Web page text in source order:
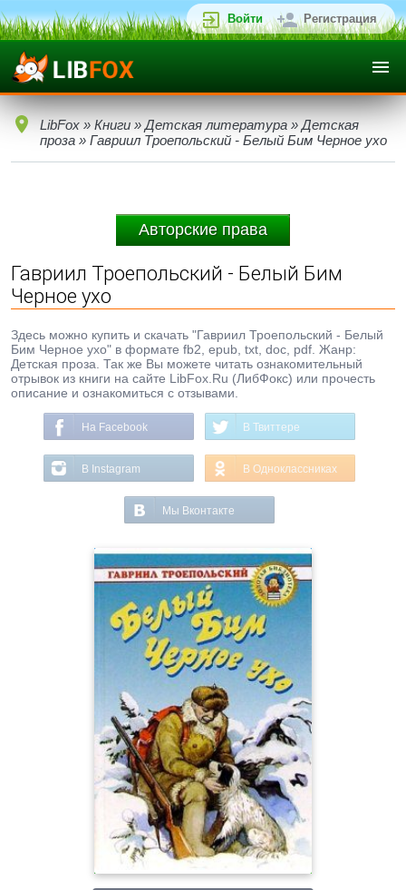
Войти Регистрация
LibFox » Книги » Детская литература » Детская
проза » Гавриил Троепольский - Белый Бим Черное ухо
Авторские права
Гавриил Троепольский - Белый Бим
Черное ухо
Здесь можно купить и скачать "Гавриил Троепольский - Белый
Бим Черное ухо" в формате fb2, epub, txt, doc, pdf. Жанр:
Детская проза. Так же Вы можете читать ознакомительный
отрывок из книги на сайте LibFox.Ru (ЛибФокс) или прочесть
описание и ознакомиться с отзывами.
На Facebook В Твиттере
В Instagram В Одноклассниках
Мы Вконтакте